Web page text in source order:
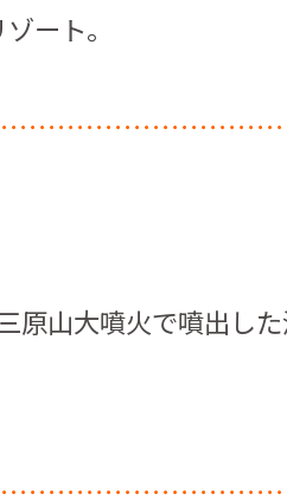
ート。
原山大噴火で噴出し